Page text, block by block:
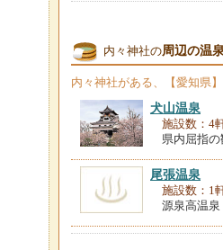
内々神社の周辺の温
内々神社がある、【愛知県
犬山温泉
施設数：4
県内屈指
尾張温泉
施設数：1
源泉高温